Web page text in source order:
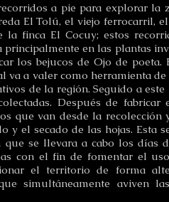
a pie para explorar la
El Tolú, el viejo ferrocarril,
la finca El Cocuy; estos
en las plantas
los bejucos de Ojo de poeta.
va a valer como herramienta
de la región. Seguido a
Después de
que van desde la recolección
y el secado de las hojas. Esta
se llevara a cabo los días
con el fin de fomentar el
el territorio de forma
simultáneamente aviven